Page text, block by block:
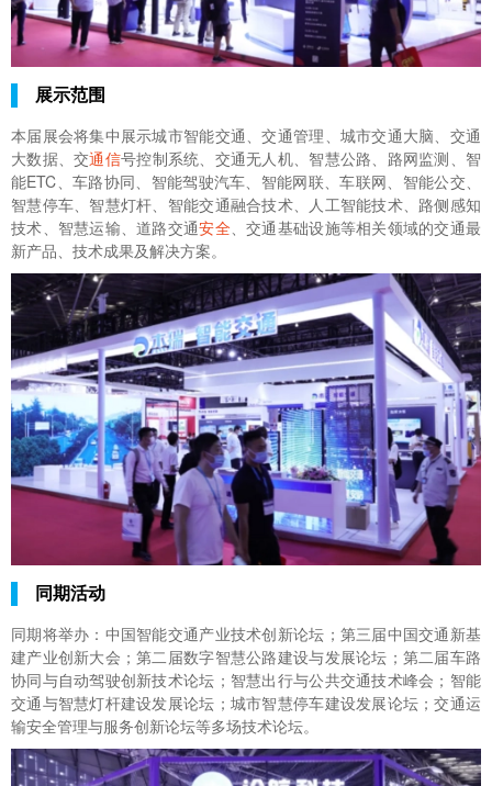
展示范围
本届展会将集中展示城市智能交通、交通管理、城市交通大脑、交通
大数据、交通信号控制系统、交通无人机、智慧公路、路网监测、智
能ETC、车路协同、智能驾驶汽车、智能网联、车联网、智能公交、
智慧停车、智慧灯杆、智能交通融合技术、人工智能技术、路侧感知
技术、智慧运输、道路交通安全、交通基础设施等相关领域的交通最
新产品、技术成果及解决方案。
同期活动
同期将举办：中国智能交通产业技术创新论坛；第三届中国交通新基
建产业创新大会；第二届数字智慧公路建设与发展论坛；第二届车路
协同与自动驾驶创新技术论坛；智慧出行与公共交通技术峰会；智能
交通与智慧灯杆建设发展论坛；城市智慧停车建设发展论坛；交通运
输安全管理与服务创新论坛等多场技术论坛。